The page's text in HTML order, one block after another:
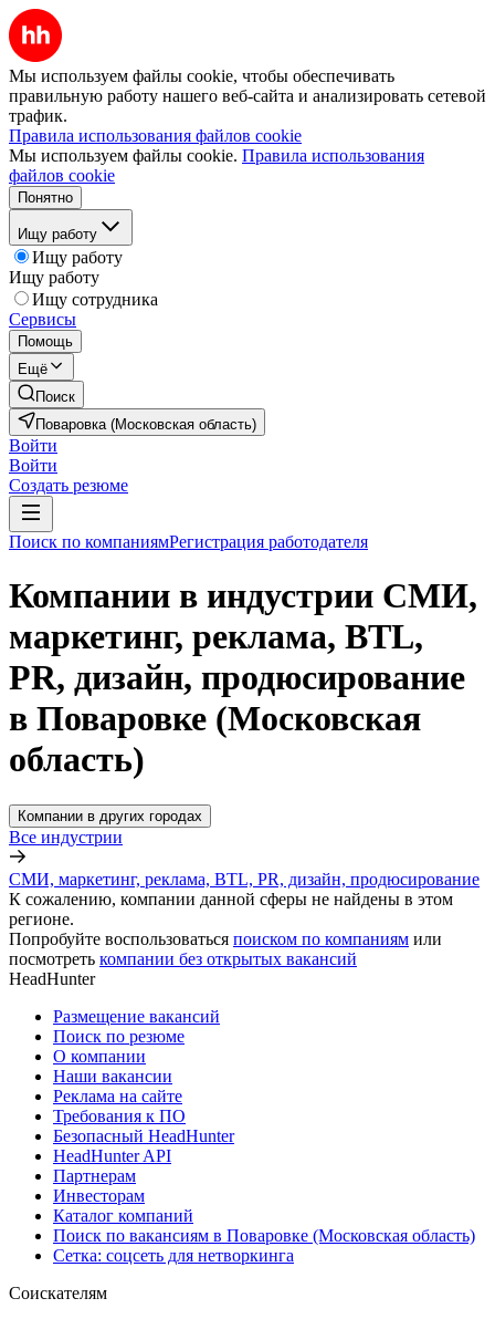
Мы используем файлы cookie, чтобы обеспечивать
правильную работу нашего веб-сайта и анализировать сетевой
трафик.
Правила использования файлов cookie
Мы используем файлы cookie. Правила использования
файлов cookie
Понятно
Ищу работу
Ищу работу
Ищу работу
Ищу сотрудника
Сервисы
Помощь
Ещё
Поиск
Поваровка (Московская область)
Войти
Войти
Создать резюме
Поиск по компаниямРегистрация работодателя
Компании в индустрии СМИ,
маркетинг, реклама, BTL,
PR, дизайн, продюсирование
в Поваровке (Московская
область)
Компании в других городах
Все индустрии
СМИ, маркетинг, реклама, BTL, PR, дизайн, продюсирование
К сожалению, компании данной сферы не найдены в этом
регионе.
Попробуйте воспользоваться поиском по компаниям или
посмотреть компании без открытых вакансий
HeadHunter
Размещение вакансий
Поиск по резюме
О компании
Наши вакансии
Реклама на сайте
Требования к ПО
Безопасный HeadHunter
HeadHunter API
Партнерам
Инвесторам
Каталог компаний
Поиск по вакансиям в Поваровке (Московская область)
Сетка: соцсеть для нетворкинга
Соискателям